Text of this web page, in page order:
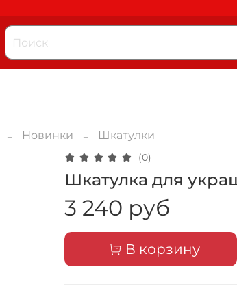
Новинки Шкатулки
(0)
Шкатулка для
3 240 руб
В корзину